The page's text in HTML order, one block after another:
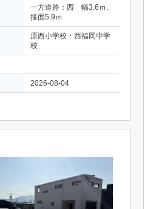
一方道路：西 幅3.6ｍ、
接面5.9ｍ
原西小学校・西福岡中学
校
2026-08-04